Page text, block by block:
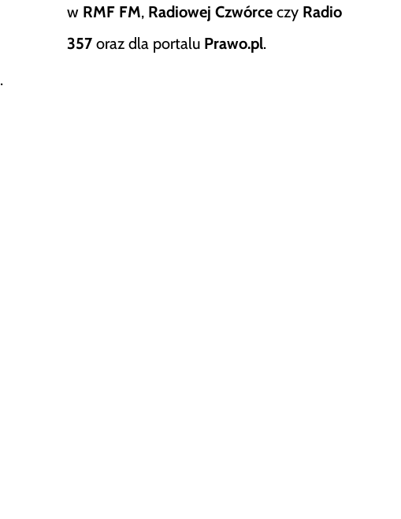
w RMF FM, Radiowej Czwórce czy Radio
357 oraz dla portalu Prawo.pl.